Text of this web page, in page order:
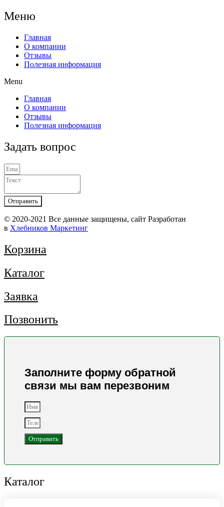
Меню
Главная
О компании
Отзывы
Полезная информация
Menu
Главная
О компании
Отзывы
Полезная информация
Задать вопрос
Отправить
© 2020-2021 Вcе данные защищены, сайт Разработан
в Хлебников Маркетинг
Корзина
Каталог
Заявка
Позвонить
Заполните форму обратной
связи мы вам перезвоним
Отправить
Каталог